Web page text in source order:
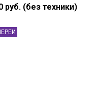
руб. (без техники)